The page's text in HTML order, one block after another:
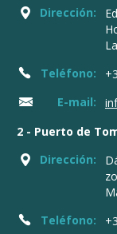
Dirección:
Teléfono:
E-mail:
2 - Puerto de
Dirección:
Teléfono: